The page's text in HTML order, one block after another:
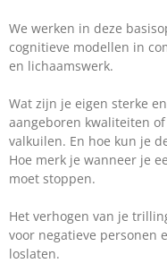
We werken in deze
cognitieve modellen in
en lichaamswerk.
Wat zijn je eigen sterke
aangeboren kwaliteiten
valkuilen. En hoe kun je
Hoe merk je wanneer je
moet stoppen.
Het verhogen van je
voor negatieve personen
loslaten.